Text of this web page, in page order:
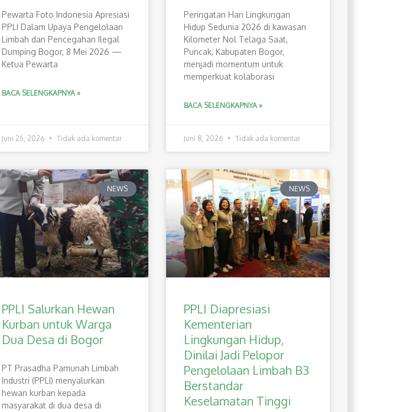
Pewarta Foto Indonesia Apresiasi
PPLI Dalam Upaya Pengelolaan
Limbah dan Pencegahan Ilegal
Dumping Bogor, 8 Mei 2026 —
Ketua Pewarta
BACA SELENGKAPNYA »
Juni 25, 2026 Tidak ada komentar
Peringatan Hari Lingkungan
Hidup Sedunia 2026 di kawasan
Kilometer Nol Telaga Saat,
Puncak, Kabupaten Bogor,
menjadi momentum untuk
memperkuat kolaborasi
BACA SELENGKAPNYA »
Juni 8, 2026 Tidak ada komentar
NEWS
PPLI Salurkan Hewan
Kurban untuk Warga
Dua Desa di Bogor
PT Prasadha Pamunah Limbah
Industri (PPLI) menyalurkan
hewan kurban kepada
masyarakat di dua desa di
NEWS
PPLI Diapresiasi
Kementerian
Lingkungan Hidup,
Dinilai Jadi Pelopor
Pengelolaan Limbah B3
Berstandar
Keselamatan Tinggi